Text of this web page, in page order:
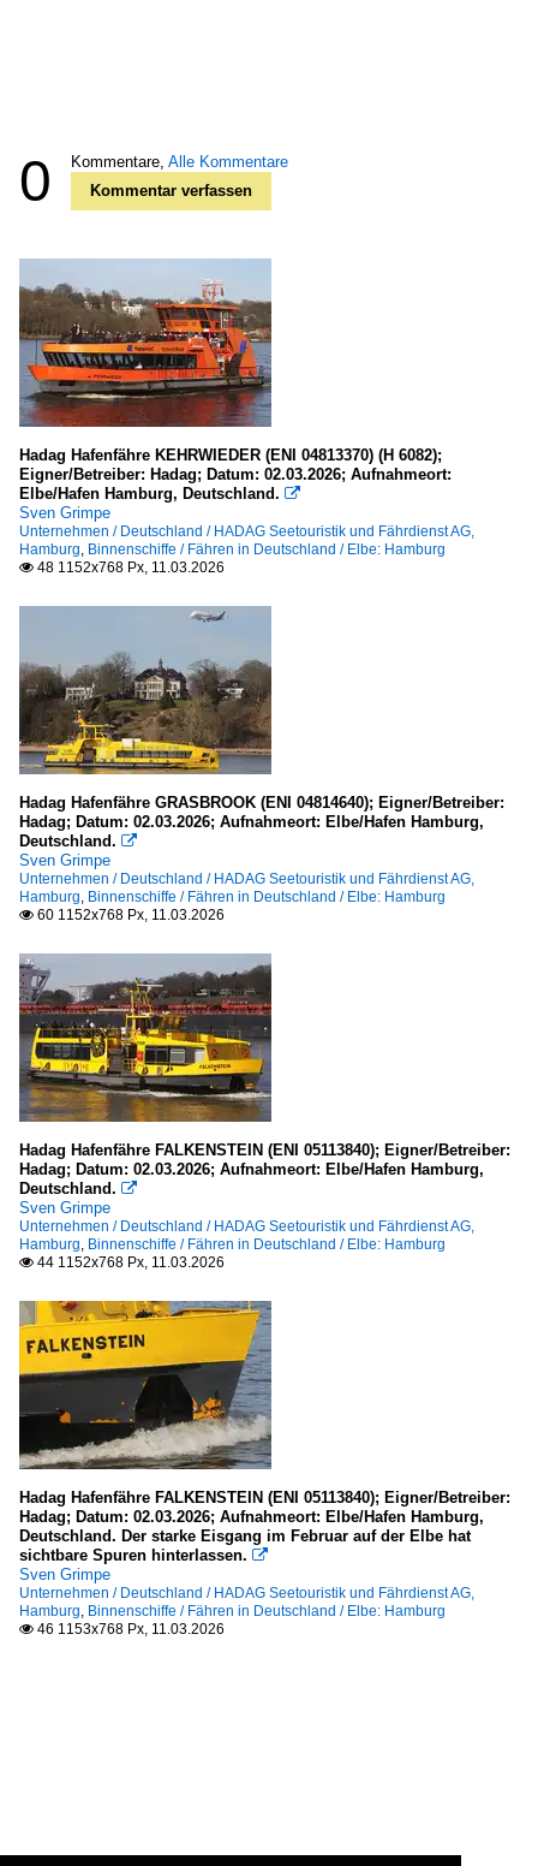
0 Kommentare, Alle Kommentare
Kommentar verfassen
Hadag Hafenfähre KEHRWIEDER (ENI 04813370) (H 6082);
Eigner/Betreiber: Hadag; Datum: 02.03.2026; Aufnahmeort:
Elbe/Hafen Hamburg, Deutschland. 
Sven Grimpe
Unternehmen / Deutschland / HADAG Seetouristik und Fährdienst AG,
Hamburg, Binnenschiffe / Fähren in Deutschland / Elbe: Hamburg
 48 1152x768 Px, 11.03.2026
Hadag Hafenfähre GRASBROOK (ENI 04814640); Eigner/Betreiber:
Hadag; Datum: 02.03.2026; Aufnahmeort: Elbe/Hafen Hamburg,
Deutschland. 
Sven Grimpe
Unternehmen / Deutschland / HADAG Seetouristik und Fährdienst AG,
Hamburg, Binnenschiffe / Fähren in Deutschland / Elbe: Hamburg
 60 1152x768 Px, 11.03.2026
Hadag Hafenfähre FALKENSTEIN (ENI 05113840); Eigner/Betreiber:
Hadag; Datum: 02.03.2026; Aufnahmeort: Elbe/Hafen Hamburg,
Deutschland. 
Sven Grimpe
Unternehmen / Deutschland / HADAG Seetouristik und Fährdienst AG,
Hamburg, Binnenschiffe / Fähren in Deutschland / Elbe: Hamburg
 44 1152x768 Px, 11.03.2026
Hadag Hafenfähre FALKENSTEIN (ENI 05113840); Eigner/Betreiber:
Hadag; Datum: 02.03.2026; Aufnahmeort: Elbe/Hafen Hamburg,
Deutschland. Der starke Eisgang im Februar auf der Elbe hat
sichtbare Spuren hinterlassen. 
Sven Grimpe
Unternehmen / Deutschland / HADAG Seetouristik und Fährdienst AG,
Hamburg, Binnenschiffe / Fähren in Deutschland / Elbe: Hamburg
 46 1153x768 Px, 11.03.2026